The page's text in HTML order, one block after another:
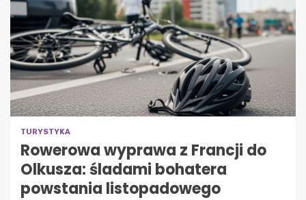
TURYSTYKA
Rowerowa wyprawa z Francji do
Olkusza: śladami bohatera
powstania listopadowego